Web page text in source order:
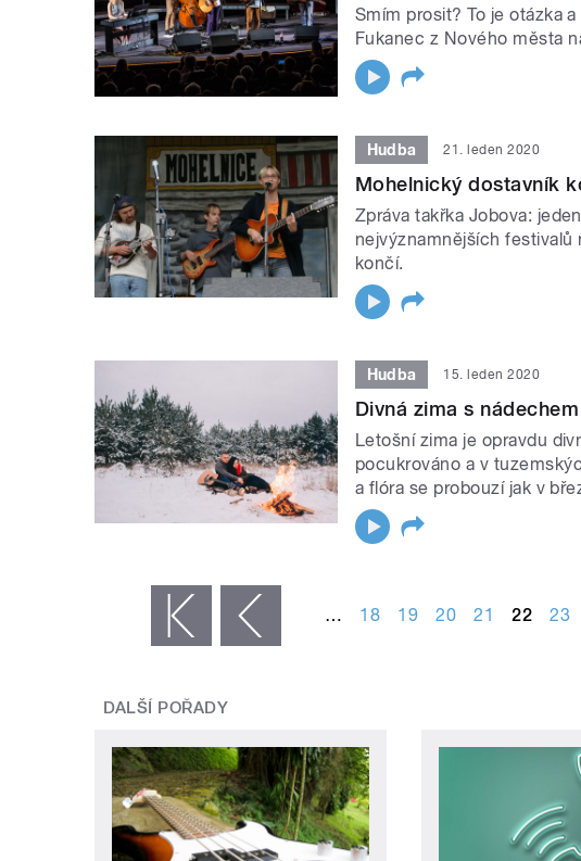
Smím prosit? To je otázka
Fukanec z Nového města
Hudba 21. leden 2020
Mohelnický dostavník
Zpráva takřka Jobova:
nejvýznamnějších
končí.
Hudba 15. leden 2020
Divná zima s
Letošní zima je opravdu
pocukrováno a v
a flóra se probouzí jak v
‹ předchozí … 18 19 20 21 22 23
DALŠÍ POŘADY